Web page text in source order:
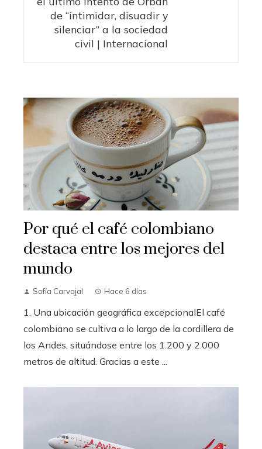
de “intimidar, disuadir y
silenciar” a la sociedad
civil | Internacional
Por qué el café colombiano
destaca entre los mejores del
mundo
Sofía Carvajal Hace 6 días
1. Una ubicación geográfica excepcionalEl café
colombiano se cultiva a lo largo de la cordillera de
los Andes, situándose entre los 1.200 y 2.000
metros de altitud. Gracias a este ...